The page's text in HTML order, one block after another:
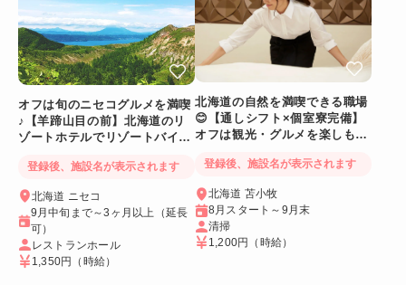
オフは旬のニセコグルメを満喫
♪【羊蹄山目の前】北海道のリ
ゾートホテルでリゾートバイト
登録後、施設名が表示されます
北海道 ニセコ
9月中旬まで～3ヶ月以上（延長
可）
レストランホール
1,350円
（時給）
北海道の自然を満喫できる職場
😊【通しシフト×個室寮完備】
オフは観光・グルメを楽しも
登録後、施設名が表示されます
北海道 苫小牧
8月スタート～9月末
清掃
1,200円
（時給）